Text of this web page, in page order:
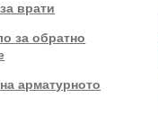
врати
за обратно
арматурното